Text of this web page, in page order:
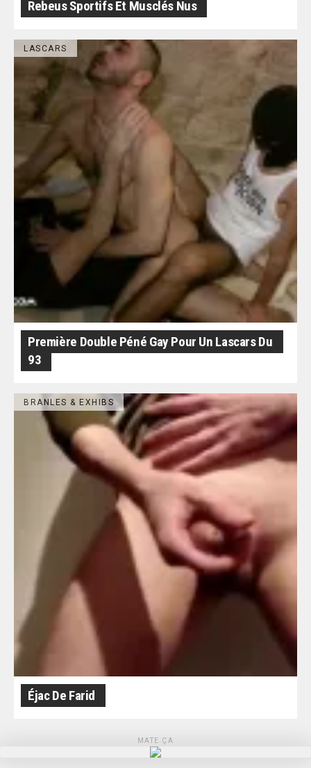
Rebeus Sportifs Et Musclés Nus
LASCARS
Première Double Péné Gay Pour Un Lascars Du
93
BRANLES & EXHIBS
Éjac De Farid
MATE ÇA